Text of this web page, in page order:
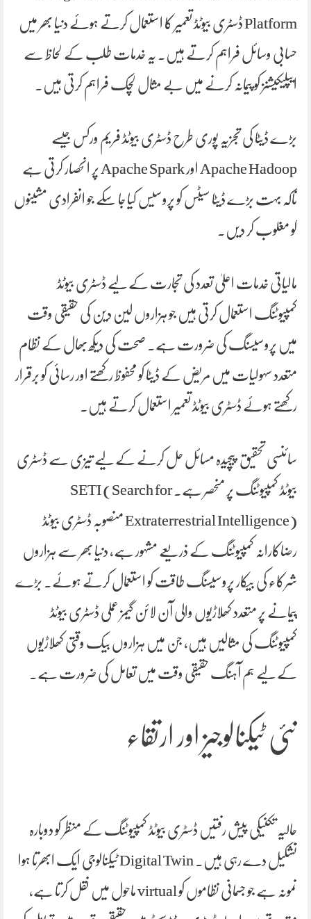
Platform ڈسٹری بیوٹڈ تعمیر کا استعمال کرتے ہوئے دنیا بھر میں
حسابی وسائل فراہم کرتے ہیں۔ یہ خدمات طلب کے لحاظ سے
ایپلیکیشنز کو پیمانہ کرنے میں بے مثال لچک فراہم کرتی ہیں۔
بڑے ڈیٹا کی تجزیہ پوری طرح ڈسٹری بیوٹڈ فریم ورکس جیسے
Apache Hadoop اور Apache Spark پر انحصار کرتی ہے
تاکہ بہت بڑے ڈیٹا سیٹس کو پروسیس کیا جا سکے جو انفرادی مشینوں
کو مغلوب کر دیں۔
مالیاتی خدمات اعلیٰ تعدد کی تجارت کے لیے ڈسٹری بیوٹڈ
کمپیوٹنگ استعمال کرتی ہیں جو ہزاروں لین دین کی حقیقی وقت
میں پروسیسنگ کی ضرورت ہے۔ صحت کی دیکھ بھال کے نظام
متعدد سہولیات میں مریض کے ڈیٹا کو محفوظ رکھتے اور رسائی کو برقرار
رکھتے ہوئے ڈسٹری بیوٹڈ تعمیر استعمال کرتے ہیں۔
سائنسی تحقیق پیچیدہ مسائل حل کرنے کے لیے تیزی سے ڈسٹری
بیوٹڈ کمپیوٹنگ پر منحصر ہے۔ SETI (Search for
Extraterrestrial Intelligence) منصوبہ ڈسٹری بیوٹڈ
رضاکارانہ کمپیوٹنگ کے ذریعے مشہور ہے، دنیا بھر سے ہزاروں
شرکاء کی بیکار پروسیسنگ طاقت کو استعمال کرتے ہوئے۔ بڑے
پیمانے پر متعدد کھلاڑیوں والی آن لائن گیمز عملی ڈسٹری بیوٹڈ
کمپیوٹنگ کی مثالیں ہیں، جن میں ہزاروں بیک وقتی کھلاڑیوں
کے لیے ہم آہنگ حقیقی وقت میں تعامل کی ضرورت ہے۔
نئی ٹیکنالوجیز اور ارتقاء
حالیہ تکنیکی پیش رفتیں ڈسٹری بیوٹڈ کمپیوٹنگ کے منظر کو دوبارہ
تشکیل دے رہی ہیں۔ Digital Twin ٹیکنالوجی ایک ابھرتا ہوا
نمونہ ہے جو جسمانی نظاموں کو virtual ماحول میں نقل کرتا ہے،